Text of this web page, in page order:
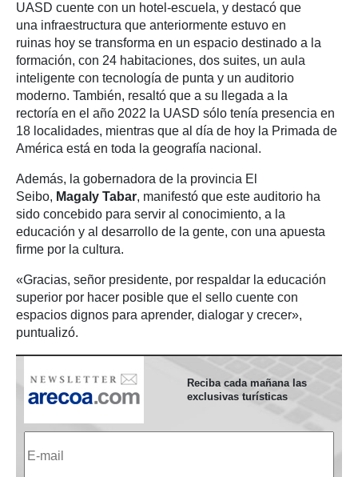
UASD cuente con un hotel-escuela, y destacó que
una infraestructura que anteriormente estuvo en
ruinas hoy se transforma en un espacio destinado a la
formación, con 24 habitaciones, dos suites, un aula
inteligente con tecnología de punta y un auditorio
moderno. También, resaltó que a su llegada a la
rectoría en el año 2022 la UASD sólo tenía presencia en
18 localidades, mientras que al día de hoy la Primada de
América está en toda la geografía nacional.
Además, la gobernadora de la provincia El
Seibo, Magaly Tabar, manifestó que este auditorio ha
sido concebido para servir al conocimiento, a la
educación y al desarrollo de la gente, con una apuesta
firme por la cultura.
«Gracias, señor presidente, por respaldar la educación
superior por hacer posible que el sello cuente con
espacios dignos para aprender, dialogar y crecer»,
puntualizó.
Reciba cada mañana las
exclusivas turísticas